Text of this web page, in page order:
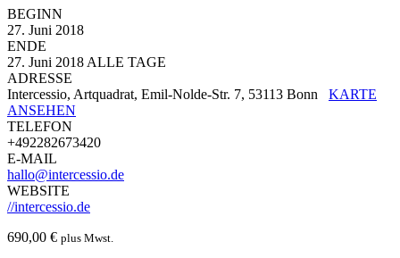
BEGINN
27. Juni 2018
ENDE
27. Juni 2018 ALLE TAGE
ADRESSE
Intercessio, Artquadrat, Emil-Nolde-Str. 7, 53113 Bonn KARTE
ANSEHEN
TELEFON
+492282673420
E-MAIL
hallo@intercessio.de
WEBSITE
//intercessio.de
690,00 € plus Mwst.